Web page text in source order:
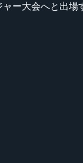
ー大会へと出